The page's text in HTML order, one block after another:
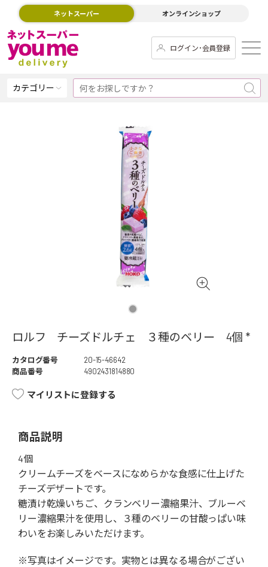
ネットスーパー オンラインショップ
ログイン･会員登録
カテゴリー
ロルフ チーズドルチェ ３種のベリー 4個 *
カタログ番号
20-15-46642
商品番号
4902431814880
マイリストに登録する
商品説明
4個
クリームチーズをベースになめらかな食感に仕上げた
チーズデザートです。
糖漬け乾燥いちご、クランベリー濃縮果汁、ブルーベ
リー濃縮果汁を使用し、３種のベリーの甘酸っぱい味
わいをお楽しみいただけます。
※写真はイメージです。実物とは異なる場合がござい